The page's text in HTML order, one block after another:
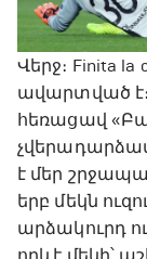
Վերջ։ Finita la
ավարտված է։
հեռացավ
է մեր
երբ մեկն
արձակուրդ